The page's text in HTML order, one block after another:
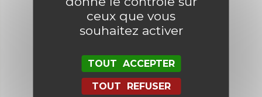
Enregistrer mon nom, mon e-mail
et mon site dans le navigateur
pour mon prochain commentaire.
ceux que vous
souhaitez activer
TOUT ACCEPTER
TOUT REFUSER